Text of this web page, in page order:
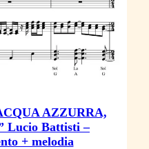
AZZURRA,
Lucio Battisti –
+ melodia